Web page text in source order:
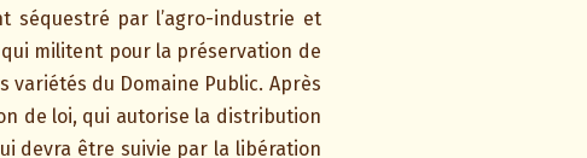
séquestré par l’agro-industrie et
qui militent pour la préservation de
du Domaine Public. Après
de loi, qui autorise la distribution
devra être suivie par la libération